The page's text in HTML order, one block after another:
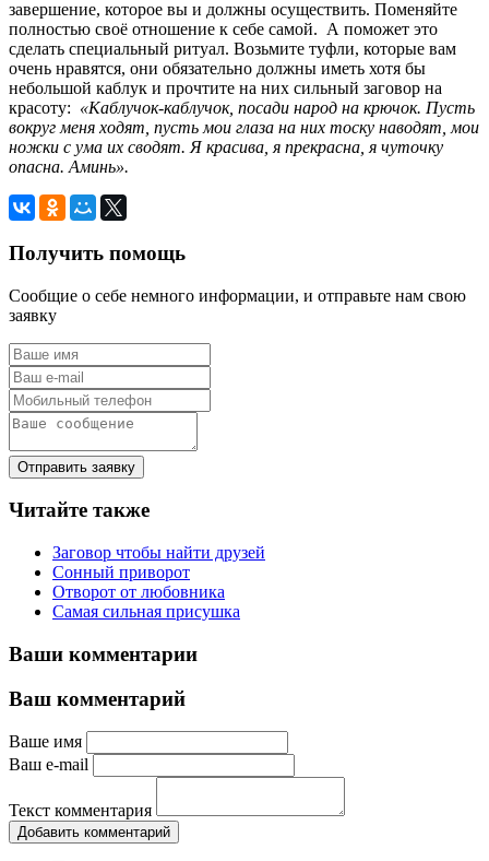
завершение, которое вы и должны осуществить. Поменяйте
полностью своё отношение к себе самой. А поможет это
сделать специальный ритуал. Возьмите туфли, которые вам
очень нравятся, они обязательно должны иметь хотя бы
небольшой каблук и прочтите на них сильный заговор на
красоту: «Каблучок-каблучок, посади народ на крючок. Пусть
вокруг меня ходят, пусть мои глаза на них тоску наводят, мои
ножки с ума их сводят. Я красива, я прекрасна, я чуточку
опасна. Аминь».
Получить помощь
Сообщие о себе немного информации, и отправьте нам свою
заявку
Отправить заявку
Читайте также
Заговор чтобы найти друзей
Сонный приворот
Отворот от любовника
Самая сильная присушка
Ваши комментарии
Ваш комментарий
Ваше имя
Ваш e-mail
Текст комментария
Добавить комментарий